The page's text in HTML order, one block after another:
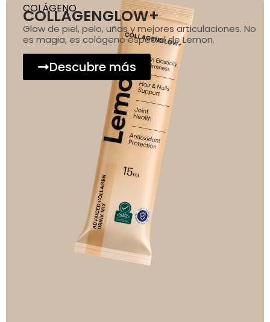
COLÁGENO
COLLAGENGLOW+
Glow de piel, pelo, uñas y mejores articulaciones. No
es magia, es colágeno especial de Lemon.
Descubre más